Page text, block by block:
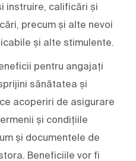
instruire, calificări și
precum și alte nevoi
și alte stimulente.
pentru angajați
sănătatea și
acoperiri de asigurare
și condițiile
și documentele de
Beneficiile vor fi